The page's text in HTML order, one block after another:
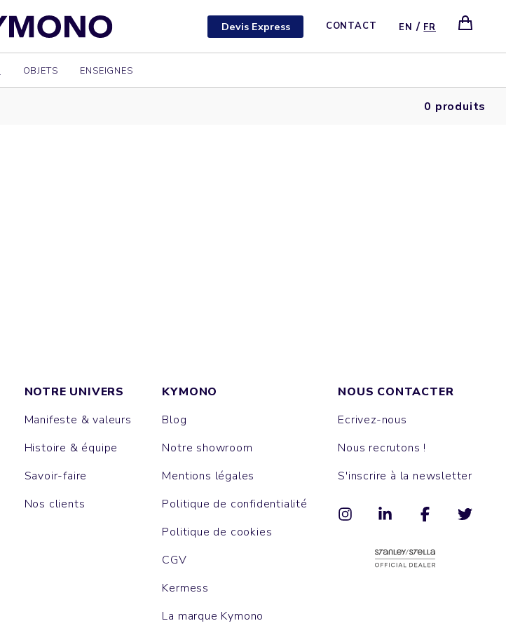
Devis Express CONTACT EN / FR
OBJETS ENSEIGNES
0 produits
NOTRE UNIVERS
Manifeste & valeurs
Histoire & équipe
Savoir-faire
Nos clients
KYMONO
Blog
Notre showroom
Mentions légales
Politique de confidentialité
Politique de cookies
CGV
Kermess
La marque Kymono
NOUS CONTACTER
Ecrivez-nous
Nous recrutons !
S'inscrire à la newsletter